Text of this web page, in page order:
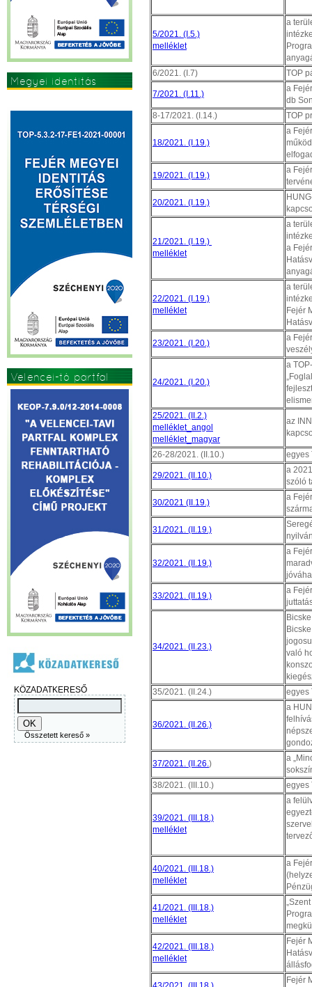
Megyei identitás
Velencei-tó partfal
KÖZADATKERESŐ
Összetett kereső »
5/2021. (I.5.)
melléklet
a
6/2021. (I.7)
TOP
7/2021. (I.11.)
a
db
8-17/2021. (I.14.)
TOP
18/2021. (I.19.)
a
19/2021. (I.19.)
a
20/2021. (I.19.)
21/2021. (I.19.)
melléklet
a
a
22/2021. (I.19.)
melléklet
a
Fejér
23/2021. (I.20.)
a
24/2021. (I.20.)
a
25/2021. (II.2.)
melléklet_angol
melléklet_magyar
az
26-28/2021. (II.10.) egyes
29/2021. (II.10.)
a
szóló
30/2021 (II.19.)
a
31/2021. (II.19.)
32/2021. (II.19.)
a
33/2021. (II.19.)
a
34/2021. (II.23.)
való
35/2021. (II.24.)
egyes
36/2021. (II.26.)
a
37/2021. (II.26.)
a
38/2021. (III.10.)
egyes
39/2021. (III.18.)
melléklet
a
40/2021. (III.18.)
melléklet
a
41/2021. (III.18.)
melléklet
42/2021. (III.18.)
melléklet
Fejér
Fejér